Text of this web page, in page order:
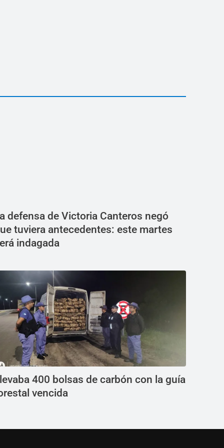
defensa de Victoria Canteros negó
tuviera antecedentes: este martes
indagada
400 bolsas de carbón con la guía
vencida